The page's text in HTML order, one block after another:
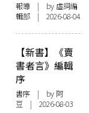
報導 | by 虛詞編
輯部 | 2026-08-04
【新書】《賣
書者言》編輯
序
書序 | by 阿
豆 | 2026-08-03